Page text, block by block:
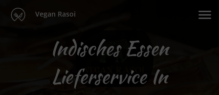
Vegan Rasoi
Indisches Essen
Lieferservice In